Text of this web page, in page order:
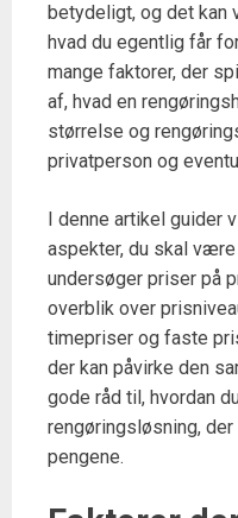
betydeligt, og det
hvad du egentlig får
mange faktorer, der
af, hvad en
størrelse og
privatperson og
I denne artikel guider
aspekter, du skal
undersøger priser på
overblik over
timepriser og faste
der kan påvirke den
gode råd til, hvordan
rengøringsløsning,
pengene.